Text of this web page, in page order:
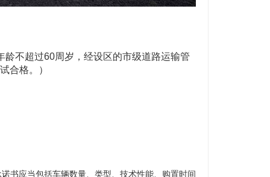
不超过60周岁，经设区的市级道路运输管
合格。）
书应当包括车辆数量、类型、技术性能、购置时间